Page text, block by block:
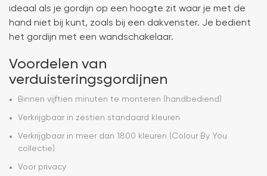
ideaal als je gordijn op een hoogte zit waar je met de
hand niet bij kunt, zoals bij een dakvenster. Je bedient
het gordijn met een wandschakelaar.
Voordelen van
verduisteringsgordijnen
Binnen vijftien minuten te monteren (handbediend)
Verkrijgbaar in zestien standaard kleuren
Verkrijgbaar in meer dan 1800 kleuren (Colour By You
collectie)
Voor privacy